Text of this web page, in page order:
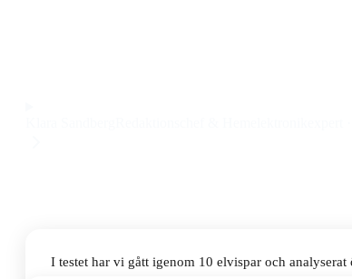
I testet har vi gått igenom 10 elvispar och